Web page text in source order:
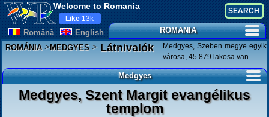
Welcome to Romania
Românã English
Like 13k
ROMANIA
ROMÁNIA>MEDGYES>Látnivalók
Medgyes, Szeben megye egyik
városa, 45.879 lakosa van.
Medgyes
Medgyes, Szent Margit evangélikus
templom